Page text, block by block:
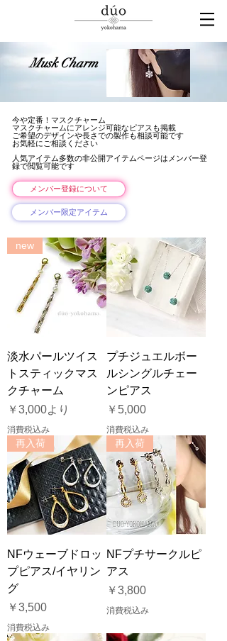
Musk Charm
今や定番！マスクチャーム
​マスクチャームにアレンジ可能なピアスも掲載
​ご希望のデザインや長さでの製作も相談可能です
​お気軽にご相談ください
​人気アイテム多数の非公開アイテムページはメンバー登
録で閲覧可能です
メンバー登録について
メンバー限定アイテム
new
淡水パールツイス
トスティックマス
クチャーム
￥3,000より
セール価格
消費税込み
プチジュエルボー
ルシングルチェー
ンピアス
価格
￥5,000
消費税込み
再入荷
NFウェーブドロッ
プピアス/イヤリン
グ
価格
￥3,500
消費税込み
再入荷
NFプチサークルピ
アス
価格
￥3,800
消費税込み